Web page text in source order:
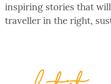
inspiring stories that
traveller in the right,